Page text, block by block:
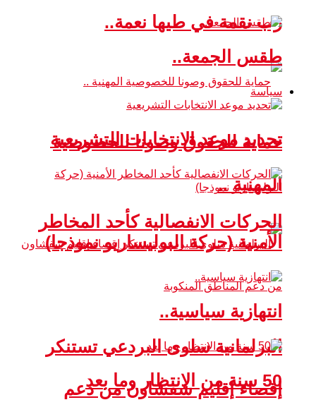
رب نقمة في طيها نعمة..
حماية للحقوق وصونا للخصوصية
المهنية ..
البرلمانية سلوى البردعي تستنكر
إقصاء إقليم شفشاون من دعم
طقس الجمعة..
سياسة
تحديد موعد الانتخابات التشريعية
الحركات الانفصالية كأحد المخاطر
الأمنية (حركة البوليساريو نموذجا)
انتهازية سياسية..
50 سنة من الانتظار وما بعد